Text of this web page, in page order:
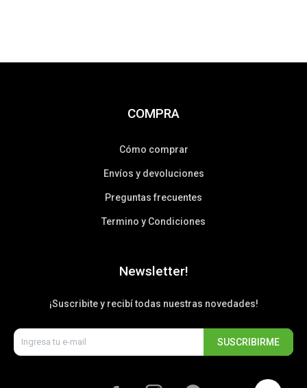
COMPRA
Cómo comprar
Envíos y devoluciones
Preguntas frecuentes
Termino y Condiciones
Newsletter!
¡Suscribite y recibí todas nuestras novedades!
SUSCRIBIRME